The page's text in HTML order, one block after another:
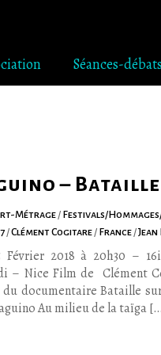
Séances-débats
– Bataille
Métrage/ Festivals/
/Clément Cogitare/ France/Jean
Février 2018 à 20h30 –
– Nice Film de Clément
documentaire Bataille
Au milieu de la taïga